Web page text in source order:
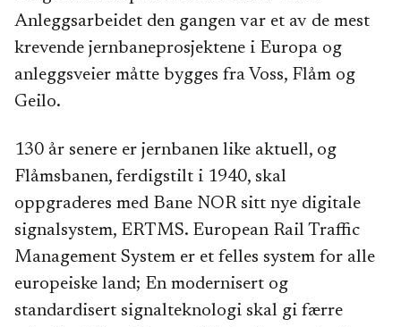
Anleggsarbeidet den gangen var et av de mest
krevende jernbaneprosjektene i Europa og
anleggsveier måtte bygges fra Voss, Flåm og
Geilo.
130 år senere er jernbanen like aktuell, og
Flåmsbanen, ferdigstilt i 1940, skal
oppgraderes med Bane NOR sitt nye digitale
signalsystem, ERTMS. European Rail Traffic
Management System er et felles system for alle
europeiske land; En modernisert og
standardisert signalteknologi skal gi færre